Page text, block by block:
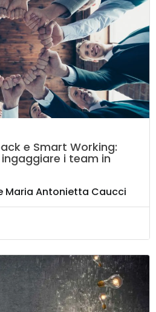
e Smart Working:
i team in
Maria Antonietta Caucci